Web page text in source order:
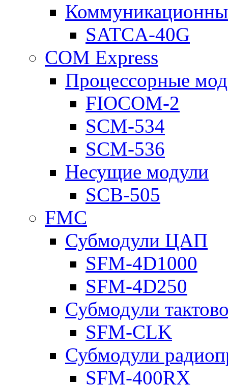
SATCA-40G
COM Express
Процессорные
FIOCOM-2
SCM-534
SCM-536
Несущие модули
SCB-505
FMC
Субмодули ЦАП
SFM-4D1000
SFM-4D250
Субмодули
SFM-CLK
Субмодули
SFM-400RX